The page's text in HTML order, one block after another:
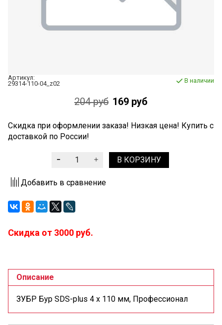
Артикул:
29314-110-04_z02
В наличии
204 руб 169 руб
Скидка при оформлении заказа! Низкая цена! Купить с
доставкой по России!
В КОРЗИНУ
Добавить в сравнение
Скидка от 3000 руб.
Описание
ЗУБР Бур SDS-plus 4 x 110 мм, Профессионал